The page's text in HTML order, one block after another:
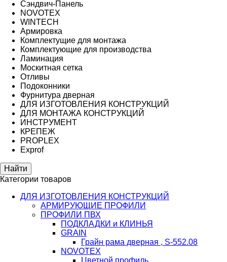
Сэндвич-Панель
NOVOTEX
WINTECH
Армировка
Комплектущие для монтажа
Комплектующие для производства
Ламинация
Москитная сетка
Отливы
Подоконники
Фурнитура дверная
ДЛЯ ИЗГОТОВЛЕНИЯ КОНСТРУКЦИЙ
ДЛЯ МОНТАЖА КОНСТРУКЦИЙ
ИНСТРУМЕНТ
КРЕПЕЖ
PROPLEX
Exprof
Категории товаров
ДЛЯ ИЗГОТОВЛЕНИЯ КОНСТРУКЦИЙ
АРМИРУЮЩИЕ ПРОФИЛИ
ПРОФИЛИ ПВХ
ПОДКЛАДКИ и КЛИНЬЯ
GRAIN
Грайн рама дверная , S-552.08
NOVOTEX